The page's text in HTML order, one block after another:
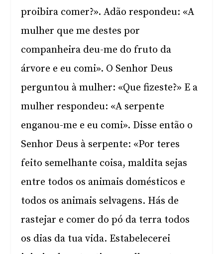
proibira comer?». Adão respondeu: «A
mulher que me destes por
companheira deu-me do fruto da
árvore e eu comi». O Senhor Deus
perguntou à mulher: «Que fizeste?» E a
mulher respondeu: «A serpente
enganou-me e eu comi». Disse então o
Senhor Deus à serpente: «Por teres
feito semelhante coisa, maldita sejas
entre todos os animais domésticos e
todos os animais selvagens. Hás de
rastejar e comer do pó da terra todos
os dias da tua vida. Estabelecerei